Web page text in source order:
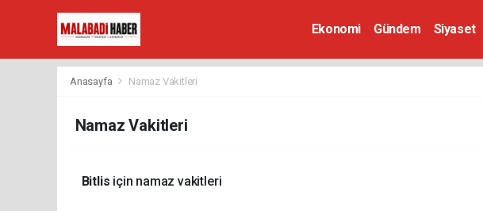
Ekonomi Gündem Siyaset
Anasayfa Namaz Vakitleri
Namaz Vakitleri
Bitlis için namaz vakitleri